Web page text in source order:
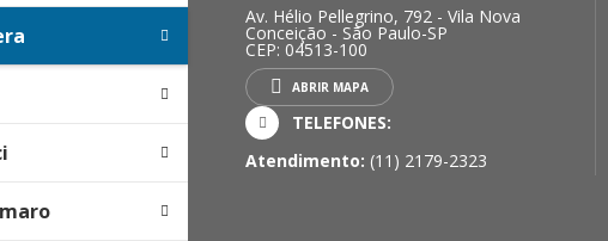
Av. Hélio Pellegrino, 792 - Vila Nova
Conceição - São Paulo-SP
CEP: 04513-100
ABRIR MAPA
TELEFONES:
Atendimento: (11) 2179-2323